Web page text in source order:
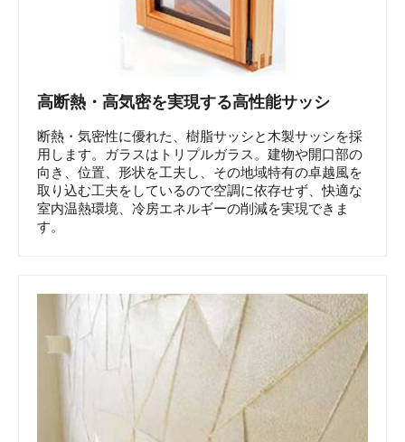
高断熱・高気密を実現する高性能サッシ
断熱・気密性に優れた、樹脂サッシと木製サッシを採
用します。ガラスはトリプルガラス。建物や開口部の
向き、位置、形状を工夫し、その地域特有の卓越風を
取り込む工夫をしているので空調に依存せず、快適な
室内温熱環境、冷房エネルギーの削減を実現できま
す。